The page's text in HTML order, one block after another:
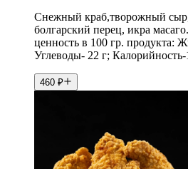
Снежный краб,творожный
болгарский перец, икра
ценность в 100 гр. продукта:
Углеводы- 22 г;
460 ₽